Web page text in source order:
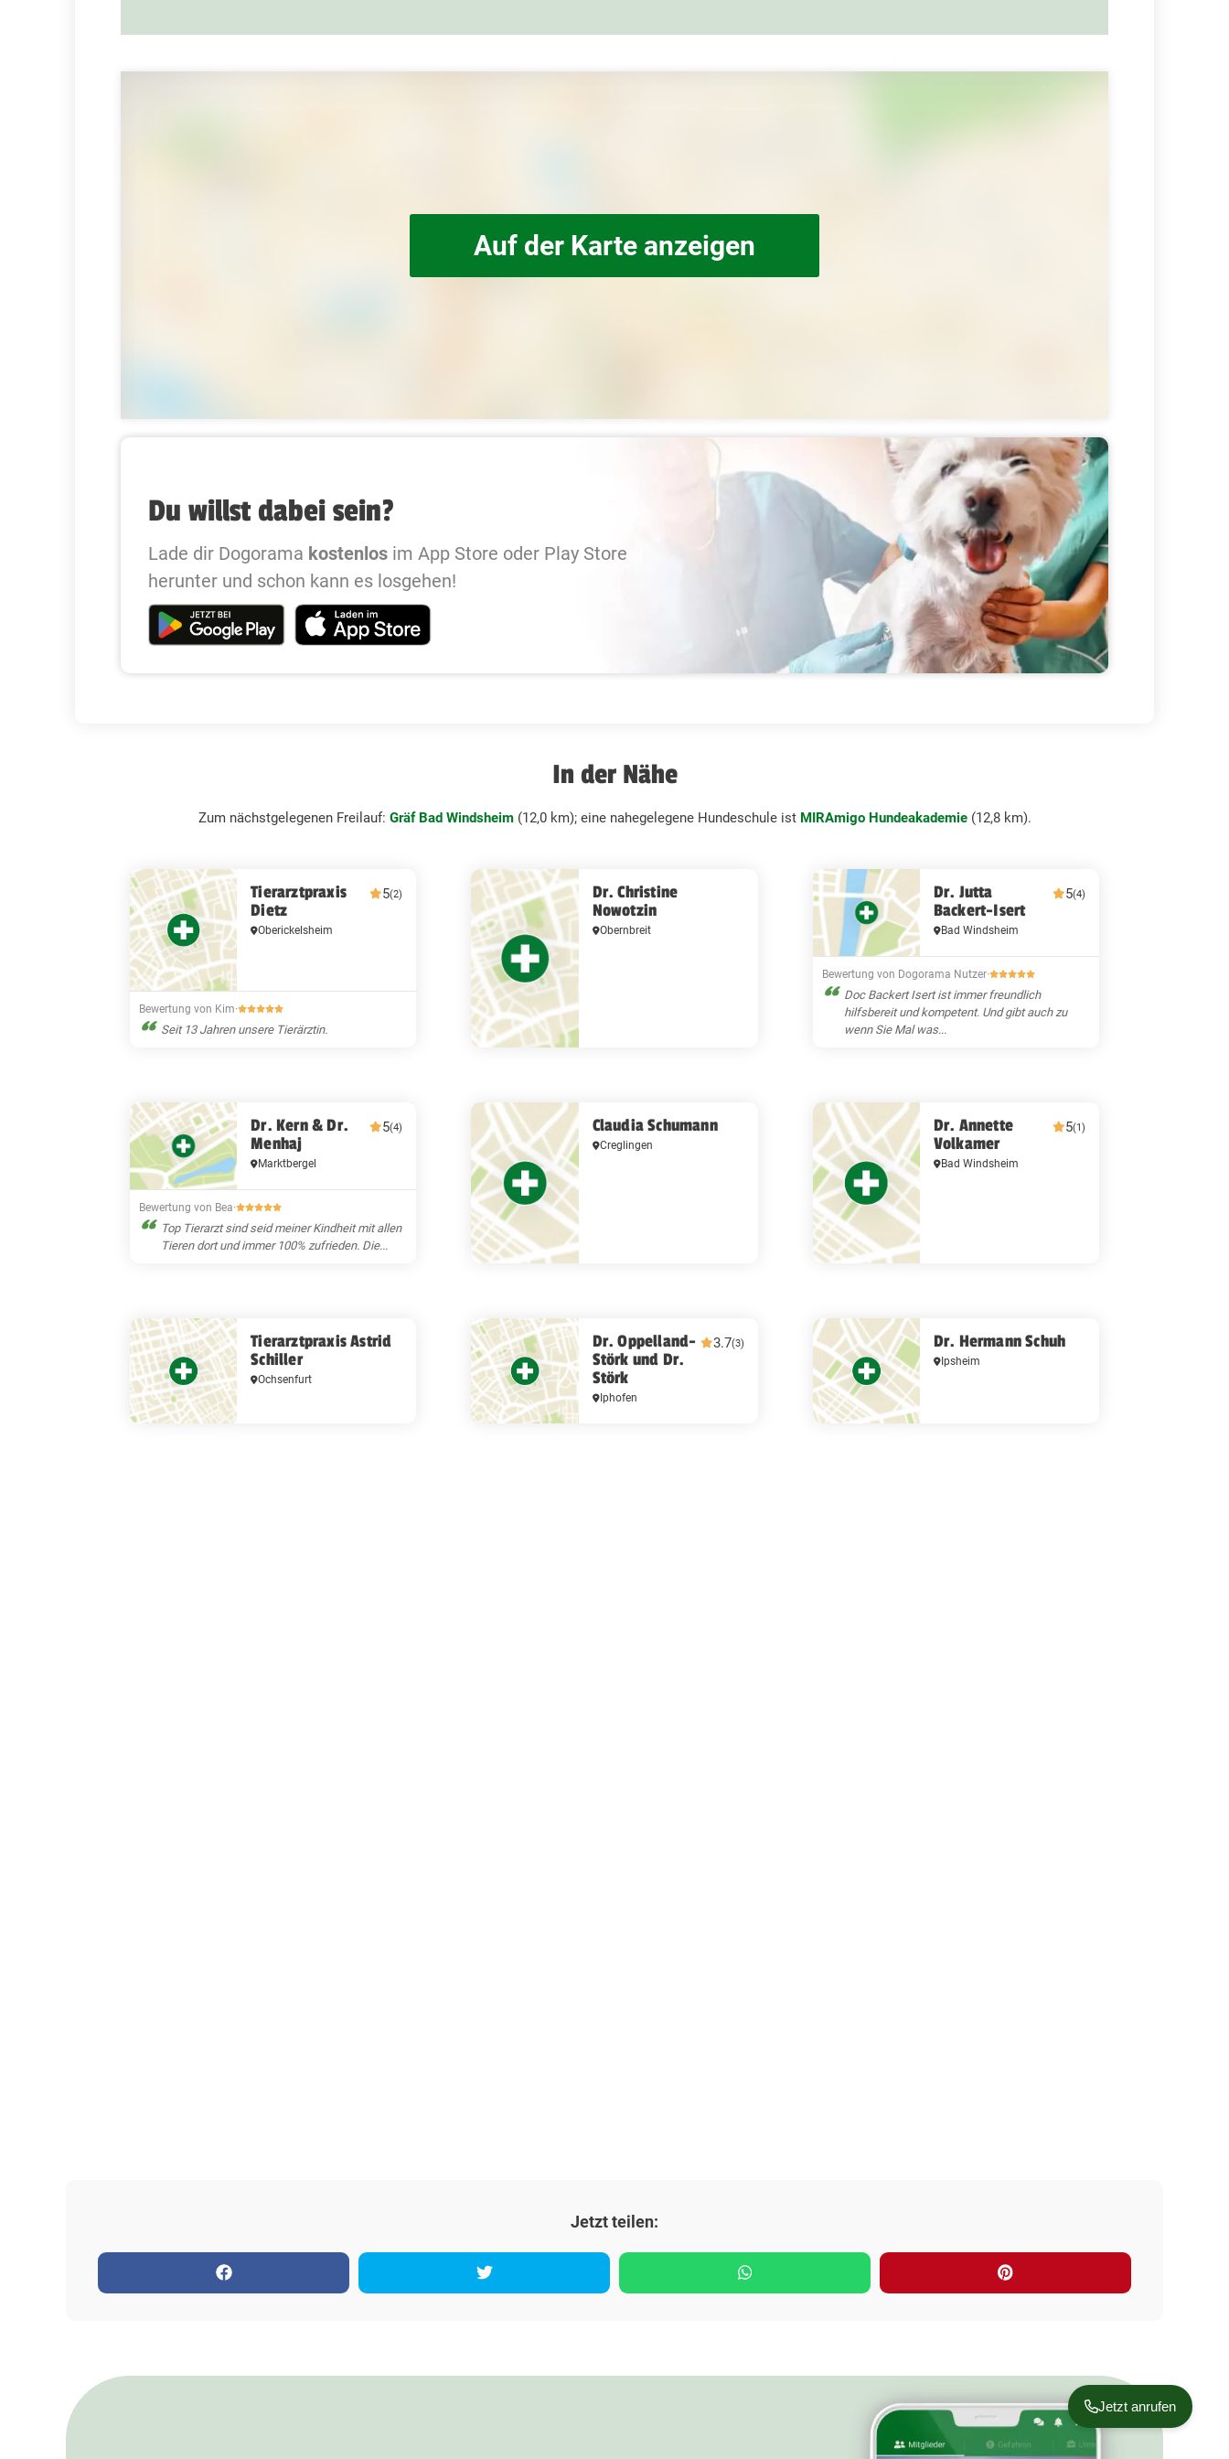
Jetzt anrufen
Auf der Karte anzeigen
Du willst dabei sein?
Lade dir Dogorama kostenlos im App Store oder Play Store
herunter und schon kann es losgehen!
In der Nähe
Zum nächstgelegenen Freilauf: Gräf Bad Windsheim(12,0 km); eine nahegelegene Hundeschule ist MIRAmigo Hundeakademie(12,8 km).
Tierarztpraxis
Dietz
5(2)
Oberickelsheim
Bewertung von Kim·
Seit 13 Jahren unsere Tierärztin.
Dr. Christine
Nowotzin
Obernbreit
Dr. Jutta
Backert-Isert
5(4)
Bad Windsheim
Bewertung von Dogorama Nutzer·
Doc Backert Isert ist immer freundlich
hilfsbereit und kompetent. Und gibt auch zu
wenn Sie Mal was...
Dr. Kern & Dr.
Menhaj
5(4)
Marktbergel
Bewertung von Bea·
Top Tierarzt sind seid meiner Kindheit mit allen
Tieren dort und immer 100% zufrieden. Die...
Claudia Schumann
Creglingen
Dr. Annette
Volkamer
5(1)
Bad Windsheim
Tierarztpraxis Astrid
Schiller
Ochsenfurt
Dr. Oppelland-
Störk und Dr.
Störk
3.7(3)
Iphofen
Dr. Hermann Schuh
Ipsheim
Jetzt teilen: